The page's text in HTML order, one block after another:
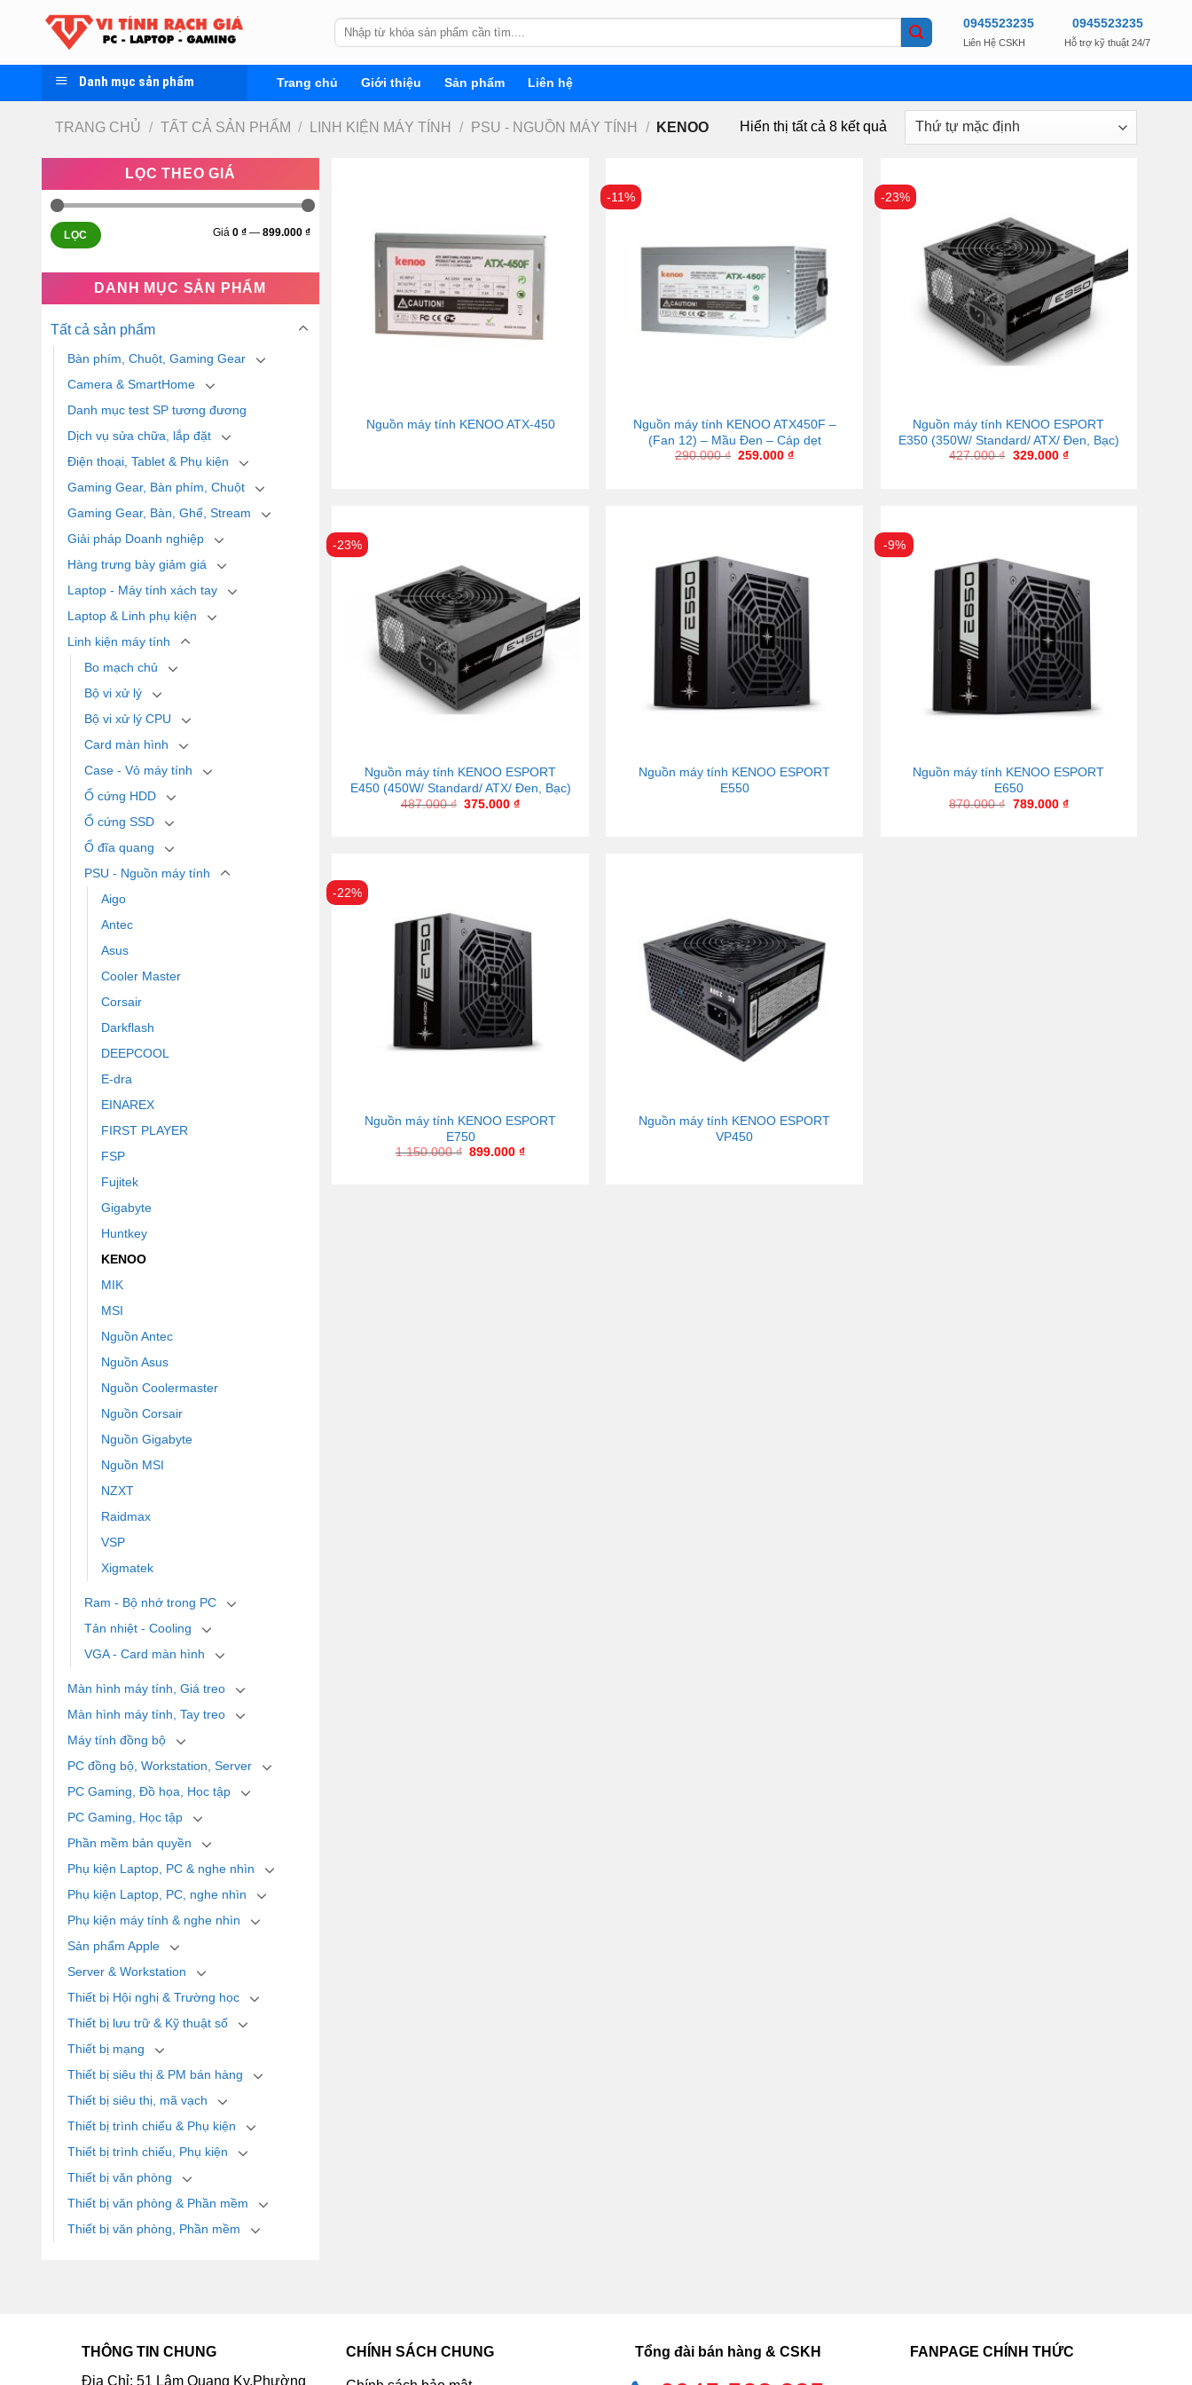
Tìm
kiếm:
0945523235
Liên Hệ CSKH
0945523235
Hỗ trợ kỹ thuật 24/7
Danh mục sản phẩm Trang chủ Giới thiệu Sản phẩm Liên hệ
TRANG CHỦ / TẤT CẢ SẢN PHẨM / LINH KIỆN MÁY TÍNH / PSU - NGUỒN MÁY TÍNH / KENOO Hiển thị tất cả 8 kết quả
LỌC THEO GIÁ
LỌC Giá 0 ₫— 899.000 ₫
DANH MỤC SẢN PHẨM
Tất cả sản phẩm
Bàn phím, Chuột, Gaming Gear
Camera & SmartHome
Danh mục test SP tương đương
Dịch vụ sửa chữa, lắp đặt
Điện thoại, Tablet & Phụ kiện
Gaming Gear, Bàn phím, Chuột
Gaming Gear, Bàn, Ghế, Stream
Giải pháp Doanh nghiệp
Hàng trưng bày giảm giá
Laptop - Máy tính xách tay
Laptop & Linh phụ kiện
Linh kiện máy tính
Bo mạch chủ
Bộ vi xử lý
Bộ vi xử lý CPU
Card màn hình
Case - Vỏ máy tính
Ổ cứng HDD
Ổ cứng SSD
Ổ đĩa quang
PSU - Nguồn máy tính
Aigo
Antec
Asus
Cooler Master
Corsair
Darkflash
DEEPCOOL
E-dra
EINAREX
FIRST PLAYER
FSP
Fujitek
Gigabyte
Huntkey
KENOO
MIK
MSI
Nguồn Antec
Nguồn Asus
Nguồn Coolermaster
Nguồn Corsair
Nguồn Gigabyte
Nguồn MSI
NZXT
Raidmax
VSP
Xigmatek
Ram - Bộ nhớ trong PC
Tản nhiệt - Cooling
VGA - Card màn hình
Màn hình máy tính, Giá treo
Màn hình máy tính, Tay treo
Máy tính đồng bộ
PC đồng bộ, Workstation, Server
PC Gaming, Đồ họa, Học tập
PC Gaming, Học tập
Phần mềm bản quyền
Phụ kiện Laptop, PC & nghe nhìn
Phụ kiện Laptop, PC, nghe nhìn
Phụ kiện máy tính & nghe nhìn
Sản phẩm Apple
Server & Workstation
Thiết bị Hội nghị & Trường học
Thiết bị lưu trữ & Kỹ thuật số
Thiết bị mạng
Thiết bị siêu thị & PM bán hàng
Thiết bị siêu thị, mã vạch
Thiết bị trình chiếu & Phụ kiện
Thiết bị trình chiếu, Phụ kiện
Thiết bị văn phòng
Thiết bị văn phòng & Phần mềm
Thiết bị văn phòng, Phần mềm
Nguồn máy tính KENOO ATX-450
-11%
Nguồn máy tính KENOO ATX450F –
(Fan 12) – Mầu Đen – Cáp dẹt
290.000₫ 259.000₫
-23%
Nguồn máy tính KENOO ESPORT
E350 (350W/ Standard/ ATX/ Đen, Bạc)
427.000₫ 329.000 ₫
-23%
Nguồn máy tính KENOO ESPORT
E450 (450W/ Standard/ ATX/ Đen, Bạc)
487.000₫ 375.000₫
Nguồn máy tính KENOO ESPORT
E550
-9%
Nguồn máy tính KENOO ESPORT
E650
870.000₫ 789.000 ₫
-22%
Nguồn máy tính KENOO ESPORT
E750
1.150.000₫ 899.000₫
Nguồn máy tính KENOO ESPORT
VP450
THÔNG TIN CHUNG
Địa Chỉ: 51 Lâm Quang Ky,Phường
CHÍNH SÁCH CHUNG Tổng đài bán hàng & CSKH FANPAGE CHÍNH THỨC